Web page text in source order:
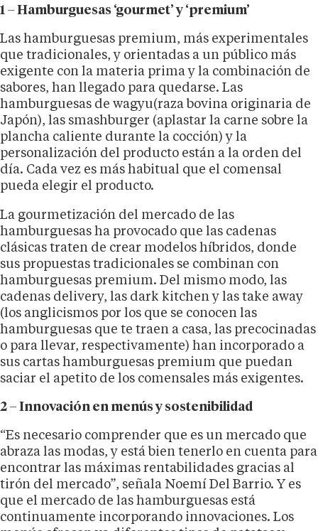
1 – Hamburguesas ‘gourmet’ y ‘premium’
Las hamburguesas premium, más experimentales
que tradicionales, y orientadas a un público más
exigente con la materia prima y la combinación de
sabores, han llegado para quedarse. Las
hamburguesas de wagyu(raza bovina originaria de
Japón), las smashburger (aplastar la carne sobre la
plancha caliente durante la cocción) y la
personalización del producto están a la orden del
día. Cada vez es más habitual que el comensal
pueda elegir el producto.
La gourmetización del mercado de las
hamburguesas ha provocado que las cadenas
clásicas traten de crear modelos híbridos, donde
sus propuestas tradicionales se combinan con
hamburguesas premium. Del mismo modo, las
cadenas delivery, las dark kitchen y las take away
(los anglicismos por los que se conocen las
hamburguesas que te traen a casa, las precocinadas
o para llevar, respectivamente) han incorporado a
sus cartas hamburguesas premium que puedan
saciar el apetito de los comensales más exigentes.
2 – Innovación en menús y sostenibilidad
“Es necesario comprender que es un mercado que
abraza las modas, y está bien tenerlo en cuenta para
encontrar las máximas rentabilidades gracias al
tirón del mercado”, señala Noemí Del Barrio. Y es
que el mercado de las hamburguesas está
continuamente incorporando innovaciones. Los